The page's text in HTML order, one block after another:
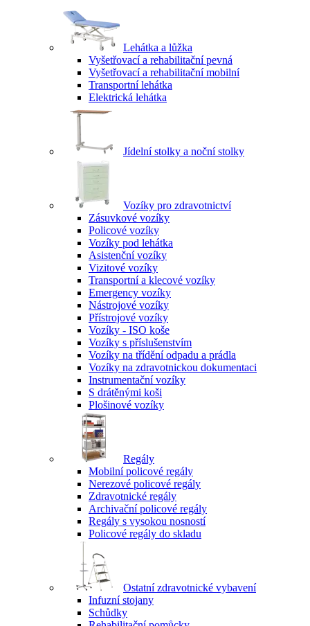
Lehátka a lůžka
Vyšetřovací a rehabilitační pevná
Vyšetřovací a rehabilitační mobilní
Transportní lehátka
Elektrická lehátka
Jídelní stolky a noční stolky
Vozíky pro zdravotnictví
Zásuvkové vozíky
Policové vozíky
Vozíky pod lehátka
Asistenční vozíky
Vizitové vozíky
Transportní a klecové vozíky
Emergency vozíky
Nástrojové vozíky
Přístrojové vozíky
Vozíky - ISO koše
Vozíky s příslušenstvím
Vozíky na třídění odpadu a prádla
Vozíky na zdravotnickou dokumentaci
Instrumentační vozíky
S drátěnými koši
Plošinové vozíky
Regály
Mobilní policové regály
Nerezové policové regály
Zdravotnické regály
Archivační policové regály
Regály s vysokou nosností
Policové regály do skladu
Ostatní zdravotnické vybavení
Infuzní stojany
Schůdky